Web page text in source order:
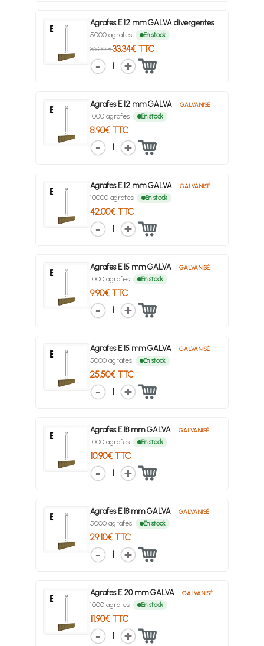
Agrafes E 12 mm GALVA divergentes
5000 agrafes En stock
36.00 €33.34€ TTC
1
Agrafes E 12 mm GALVA GALVANISÉ
1000 agrafes En stock
8.90€ TTC
1
Agrafes E 12 mm GALVA GALVANISÉ
10000 agrafes En stock
42.00€ TTC
1
Agrafes E 15 mm GALVA GALVANISÉ
1000 agrafes En stock
9.90€ TTC
1
Agrafes E 15 mm GALVA GALVANISÉ
5000 agrafes En stock
25.50€ TTC
1
Agrafes E 18 mm GALVA GALVANISÉ
1000 agrafes En stock
10.90€ TTC
1
Agrafes E 18 mm GALVA GALVANISÉ
5000 agrafes En stock
29.10€ TTC
1
Agrafes E 20 mm GALVA GALVANISÉ
1000 agrafes En stock
11.90€ TTC
1